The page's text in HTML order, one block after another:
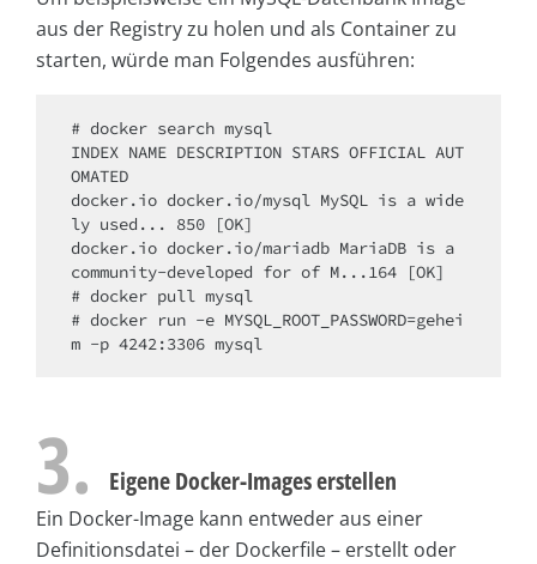
aus der Registry zu holen und als Container zu
starten, würde man Folgendes ausführen:
# docker search mysql
INDEX NAME DESCRIPTION STARS OFFICIAL AUT
OMATED
docker.io docker.io/mysql MySQL is a wide
ly used... 850 [OK]
docker.io docker.io/mariadb MariaDB is a
community-developed for of M...164 [OK]
# docker pull mysql
# docker run -e MYSQL_ROOT_PASSWORD=gehei
3. Eigene Docker-Images erstellen
Ein Docker-Image kann entweder aus einer
Definitionsdatei – der Dockerfile – erstellt oder